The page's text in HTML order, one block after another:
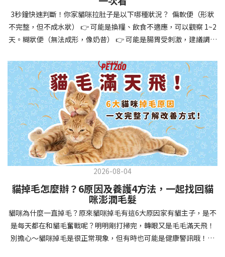
擊行為。這種適應能力使幼犬未來能從容面對獸醫檢查、美容
salon、寄宿或旅行等各種情境，大大提升生活品質。 訓練幼犬不只
是教會指令，更是塑造性格和習慣的過程！ 透過耐心且一致的訓
練，你不僅能擁有一隻聽話的好狗狗，更能建立起相互尊重的終身
相處中獲得回報狗狗訓練指南，六步驟培養幼犬開始幼犬訓練時，
系統性的方法能帶來最佳效果。從信任建立到習慣養成，每個階段
都至關重要，缺一不可。良好的訓練應循序漸進，把握幼犬成長敏
感期，以積極正向的方式引導。遵循這六個步驟，即使是第一次養
狗的新手，也能輕鬆將調皮的小狗訓練成聽話的好夥伴！建立信任
基礎 幼犬訓練的第一步不是教指令，而是建立信任。剛到新家的幼
犬可能感到緊張不安，給予適當空間適應環境很重要。用溫柔的聲
音交談，提供安全舒適的窩，維持規律的餵食和如廁時間，讓幼犬
感到安心。輕輕撫摸、溫柔擁抱，每天安排固定玩耍時間，這些都
任你後，可開始教導基本指令。從簡單的「坐下」開始，再逐步學
習「趴下」、「等待」和「過來」。每次訓練保持在5-10分鐘內，
避免幼犬注意力分散。使用清晰一致的口令和手勢，成功時立即給
予獎勵和讚美。記住，重複是學習的關鍵，每天多次短時間練習效
果最佳。調整日常行為除了基本指令，幼犬還需學習生活禮儀。如
3秒鐘快速判斷！你家貓咪拉肚子是以下哪種狀況？ 偏軟便（形狀
不完整，但不成水狀） 👉 可能是換糧、飲食不適應，可以觀察 1~2
天。糊狀便（無法成形，像奶昔） 👉 可能是腸胃受刺激，建議調整
若超過 24 小時沒改善，建議就醫。血便（帶血絲或黑色糞便） 👉
可能是嚴重腸胃問題，應立即帶去獸醫院！想知道貓咪拉肚子的真
正原因，只要透過 5 個簡單步驟，就能判斷問題嚴重性，決定是否
需要就醫！接下來我們一起來看看該怎麼做吧！🐾 貓咪拉肚子怎麼
辦？5步驟判斷貓咪拉肚子是否需要馬上看醫生貓咪拉肚子的因素與
許多原因有關，更換食物、誤食異物或不乾淨的東西、寄生蟲、其
他疾病。 5 步驟判斷貓咪拉肚子原因，要不要看醫生？當貓咪拉肚
子時，不用慌張！透過以下 5 個步驟，就能快速判斷原因，並決定
是否需要帶去獸醫院。📌 貓咪拉肚子判斷步驟1：觀察糞便的狀態：
糞便質地是關鍵！不同形態代表不同的腸胃狀況📌 貓咪拉肚子判斷
步驟2：回想最近的飲食變化：有沒有突然換飼料或罐頭？ 有沒有吃
到新零食或人類食物？ 是否誤食異物？📌 貓咪拉肚子判斷步驟3：
確認環境與生活作息：最近是否搬家、換貓砂、新成員加入？ 天氣
是否有變化？ 飼主是否長時間外出？📌 貓咪拉肚子判斷步驟4：觀
察貓咪的精神與食慾：貓咪精神好嗎？、食慾是否正常？，可先觀
2026-08-04
貓掉毛怎麼辦？6原因及養護4方法，一起找回貓
咪澎潤毛髮
貓咪為什麼一直掉毛？原來貓咪掉毛有這6大原因家有貓主子，是不
是每天都在和貓毛奮戰呢？明明剛打掃完，轉眼又是毛毛滿天飛！
別擔心～貓咪掉毛是很正常現象，但有時也可能是健康警訊哦！以